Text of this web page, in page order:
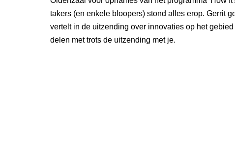
takers (en enkele bloopers) stond alles erop. Gerrit
vertelt in de uitzending over innovaties op het
delen met trots de uitzending met je.